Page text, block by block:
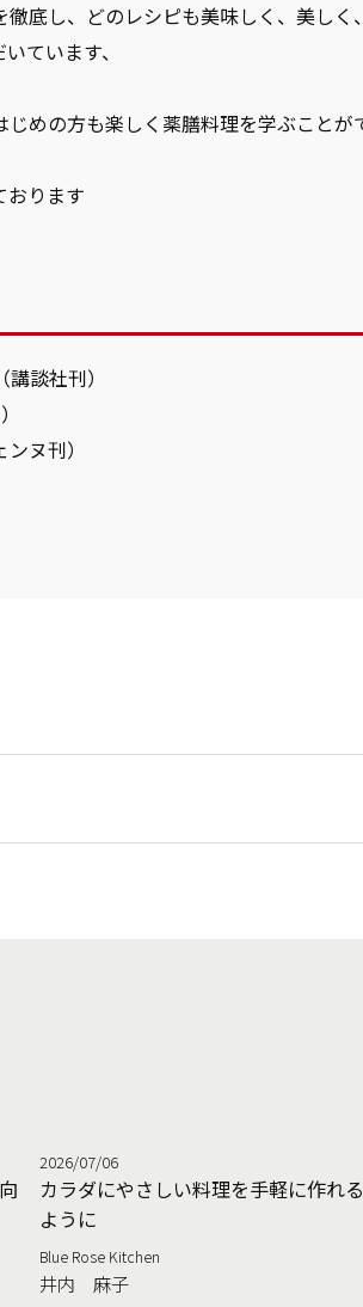
底し、どのレシピも美味しく、美し
ています、
めの方も楽しく薬膳料理を学ぶことが
おります
談社刊）
ヌ刊）
2026/07/06
カラダにやさしい料理を手軽に作れ
ように
Blue Rose Kitchen
井内 麻子